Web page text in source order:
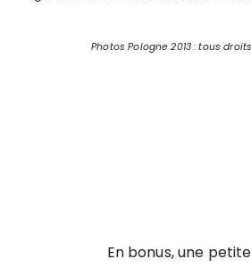
Photos Pologne 2013 : tous
En bonus, une